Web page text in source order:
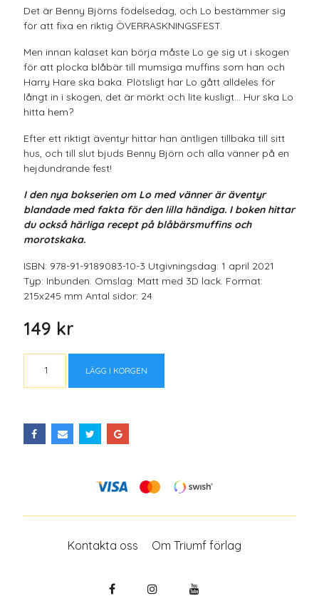
Det är Benny Björns födelsedag, och Lo bestämmer sig
för att fixa en riktig ÖVERRASKNINGSFEST.
Men innan kalaset kan börja måste Lo ge sig ut i skogen
för att plocka blåbär till mumsiga muffins som han och
Harry Hare ska baka. Plötsligt har Lo gått alldeles för
långt in i skogen, det är mörkt och lite kusligt... Hur ska Lo
hitta hem?
Efter ett riktigt äventyr hittar han äntligen tillbaka till sitt
hus, och till slut bjuds Benny Björn och alla vänner på en
hejdundrande fest!
I den nya bokserien om Lo med vänner är äventyr
blandade med fakta för den lilla händiga. I boken hittar
du också härliga recept på blåbärsmuffins och
morotskaka.
ISBN: 978-91-9189083-10-3 Utgivningsdag: 1 april 2021
Typ: Inbunden. Omslag: Matt med 3D lack. Format:
215x245 mm Antal sidor: 24
149 kr
LÄGG I KORGEN
Kontakta oss Om Triumf förlag